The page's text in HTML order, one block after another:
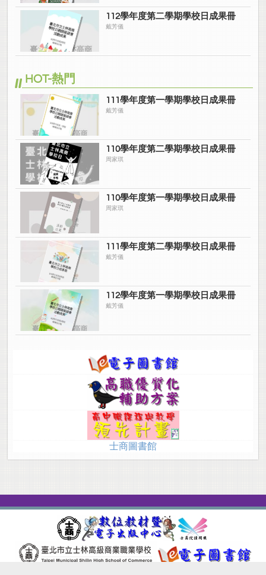
112學年度第二學期學校日成果冊
戴芳儀
HOT-熱門
111學年度第一學期學校日成果冊
戴芳儀
110學年度第二學期學校日成果冊
周家琪
110學年度第一學期學校日成果冊
周家琪
111學年度第二學期學校日成果冊
戴芳儀
112學年度第一學期學校日成果冊
戴芳儀
士商圖書館